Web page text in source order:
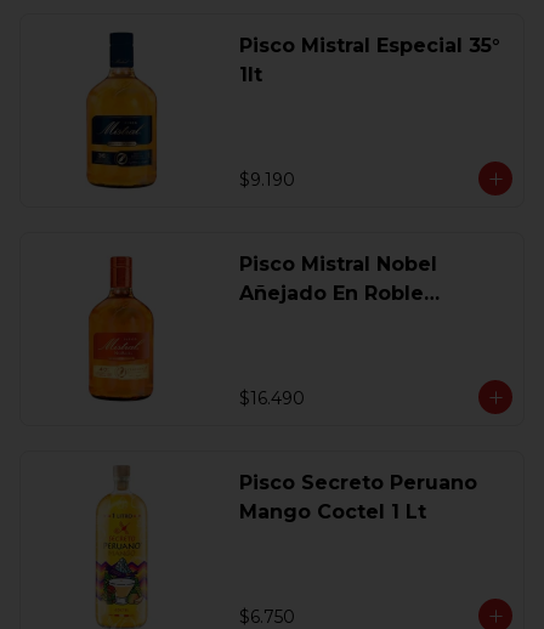
Pisco Mistral Especial 35°
1lt
$9.190
Pisco Mistral Nobel
Añejado En Roble
$16.490
Pisco Secreto Peruano
Mango Coctel 1 Lt
$6.750